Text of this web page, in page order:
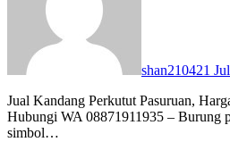
shan210421
Jual Kandang Perkutut Pasuruan,
Hubungi WA 08871911935 – Burung
simbol…